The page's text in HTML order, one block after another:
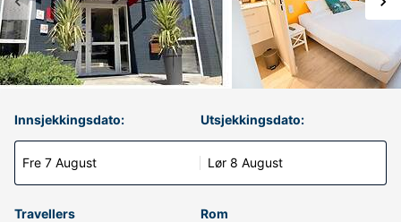
Innsjekkingsdato:
Fre 7 August
Utsjekkingsdato:
Lør 8 August
Travellers Rom